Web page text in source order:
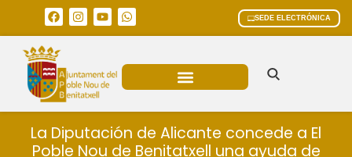
SEDE ELECTRÓNICA
La Diputación de Alicante concede a El
Poble Nou de Benitatxell una ayuda de